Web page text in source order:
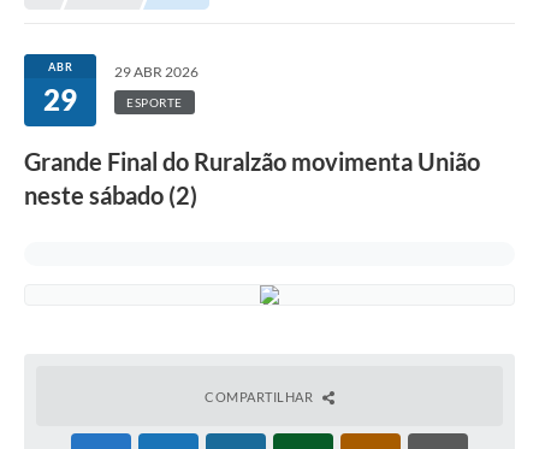
ABR
29
29 ABR 2026
ESPORTE
Grande Final do Ruralzão movimenta União
neste sábado (2)
COMPARTILHAR